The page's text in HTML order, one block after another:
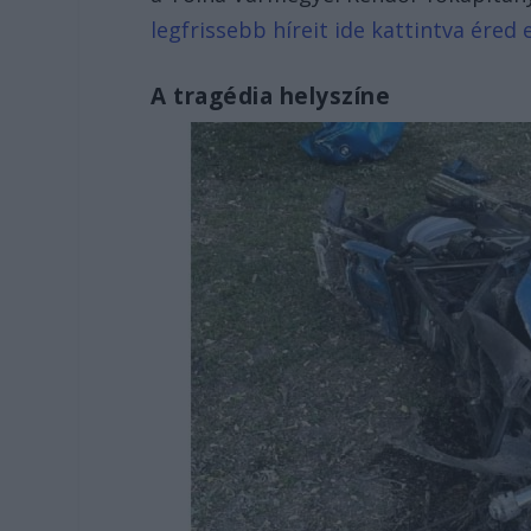
legfrissebb híreit ide kattintva éred
A tragédia helyszíne